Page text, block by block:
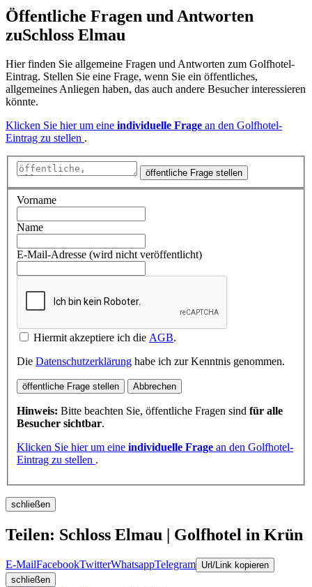
Öffentliche Fragen und Antworten
zuSchloss Elmau
Hier finden Sie allgemeine Fragen und Antworten zum Golfhotel-
Eintrag. Stellen Sie eine Frage, wenn Sie ein öffentliches,
allgemeines Anliegen haben, das auch andere Besucher interessieren
könnte.
Klicken Sie hier um eine individuelle Frage an den Golfhotel-
Eintrag zu stellen .
öffentliche Frage stellen
Vorname
Name
E-Mail-Adresse (wird nicht veröffentlicht)
Hiermit akzeptiere ich die AGB.
Die Datenschutzerklärung habe ich zur Kenntnis genommen.
öffentliche Frage stellen Abbrechen
Hinweis: Bitte beachten Sie, öffentliche Fragen sind für alle
Besucher sichtbar.
Klicken Sie hier um eine individuelle Frage an den Golfhotel-
Eintrag zu stellen .
schließen
Teilen: Schloss Elmau | Golfhotel in Krün
E-MailFacebookTwitterWhatsappTelegram Url/Link kopieren
schließen